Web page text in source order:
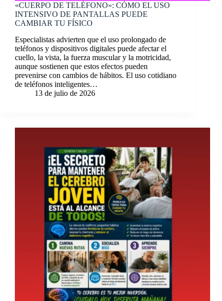
«CUERPO DE TELÉFONO»: CÓMO EL USO
INTENSIVO DE PANTALLAS PUEDE
CAMBIAR TU FÍSICO
Especialistas advierten que el uso prolongado de
teléfonos y dispositivos digitales puede afectar el
cuello, la vista, la fuerza muscular y la motricidad,
aunque sostienen que estos efectos pueden
prevenirse con cambios de hábitos. El uso cotidiano
de teléfonos inteligentes…
13 de julio de 2026